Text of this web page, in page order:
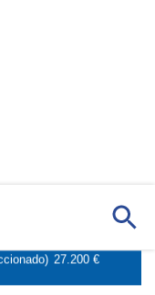
Comparador de coches
27.200 €